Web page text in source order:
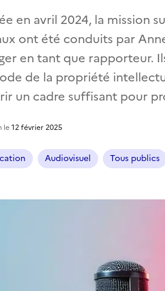
en avril 2024, la mission
ont été conduits par
en tant que rapporteur.
de la propriété
un cadre suffisant pour
le12 février 2025
Audiovisuel Tous publics